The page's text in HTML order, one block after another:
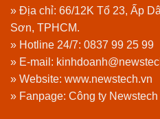
» Địa chỉ: 66/12K Tổ 23, Ấp
Sơn, TPHCM.
» Hotline 24/7: 0837 99 25 99
» E-mail:
» Website: www.newstech.vn
» Fanpage: Công ty Newstech